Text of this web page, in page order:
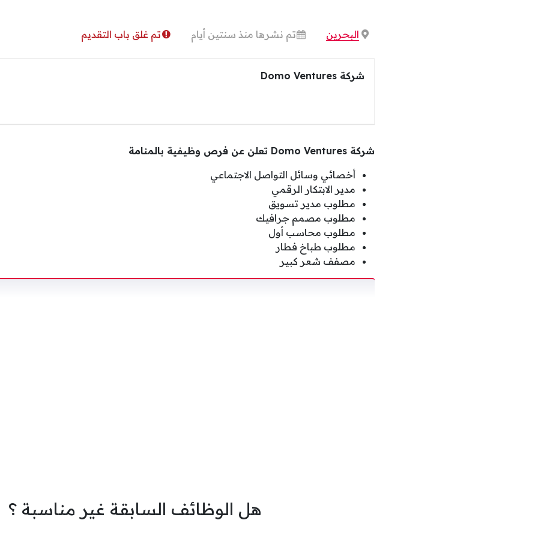
البحرين تم نشرها منذ سنتين أيام تم غلق باب التقديم
شركة Domo Ventures
شركة Domo Ventures تعلن عن فرص وظيفية بالمنامة
أخصائي وسائل التواصل الاجتماعي
مدير الابتكار الرقمي
مطلوب مدير تسويق
مطلوب مصمم جرافيك
مطلوب محاسب أول
مطلوب طباخ فطار
مصفف شعر كبير
هل الوظائف السابقة غير مناسبة ؟